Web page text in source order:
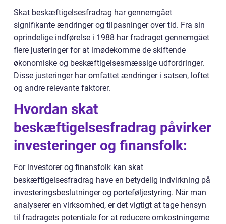
Skat beskæftigelsesfradrag har gennemgået
signifikante ændringer og tilpasninger over tid. Fra sin
oprindelige indførelse i 1988 har fradraget gennemgået
flere justeringer for at imødekomme de skiftende
økonomiske og beskæftigelsesmæssige udfordringer.
Disse justeringer har omfattet ændringer i satsen, loftet
og andre relevante faktorer.
Hvordan skat
beskæftigelsesfradrag påvirker
investeringer og finansfolk:
For investorer og finansfolk kan skat
beskæftigelsesfradrag have en betydelig indvirkning på
investeringsbeslutninger og porteføljestyring. Når man
analyserer en virksomhed, er det vigtigt at tage hensyn
til fradragets potentiale for at reducere omkostningerne